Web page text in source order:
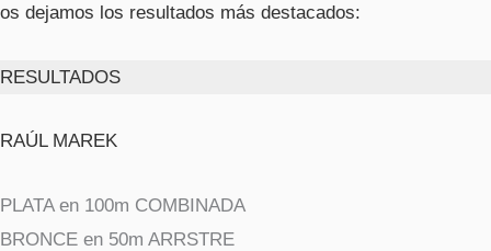
os dejamos los resultados más destacados:
RESULTADOS
RAÚL MAREK
PLATA en 100m COMBINADA
BRONCE en 50m ARRSTRE